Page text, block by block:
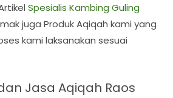
Spesialis Kambing Guling
juga Produk Aqiqah kami yang
kami laksanakan sesuai
Jasa Aqiqah Raos